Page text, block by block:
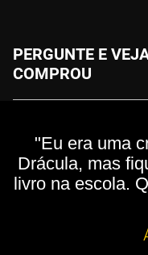
PERGUNTE E
COMPROU
"Eu era uma
Drácula, mas
livro na escola.